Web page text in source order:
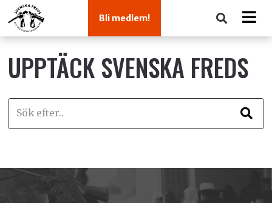
Bli medlem!
UPPTÄCK SVENSKA FREDS